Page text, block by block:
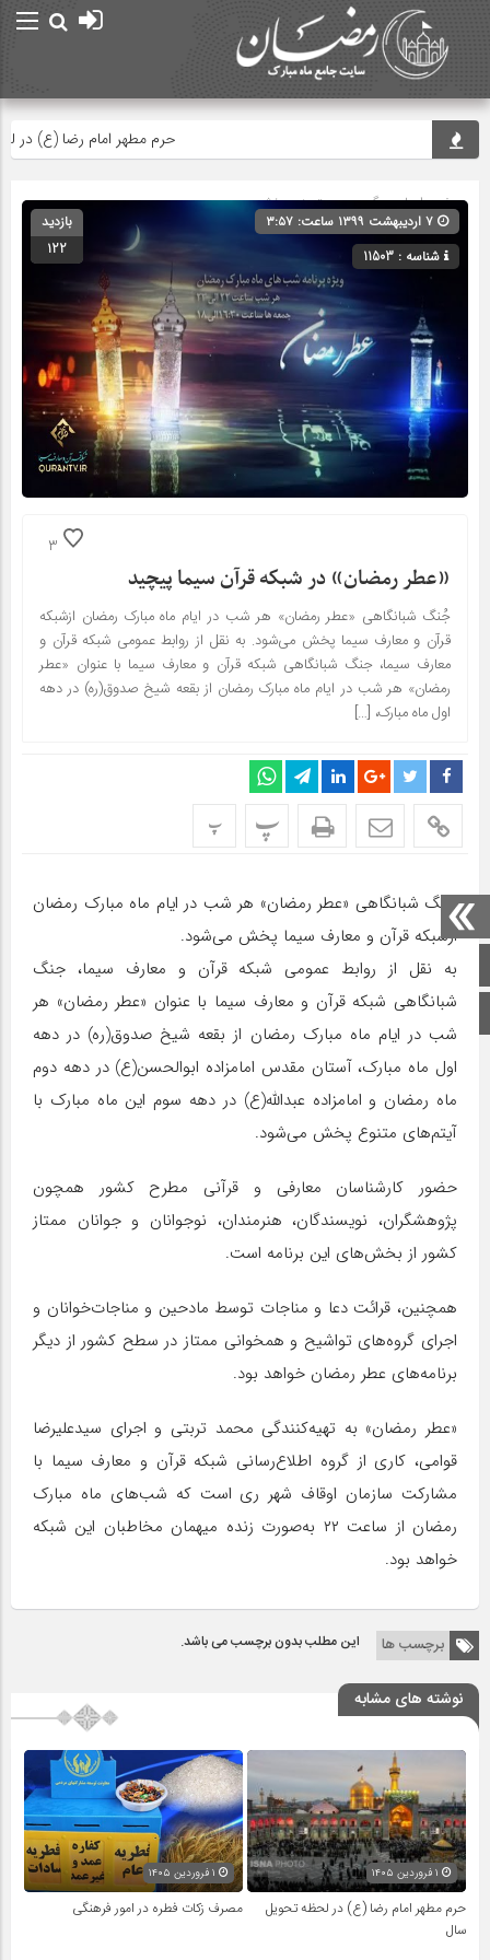
صفحه اصلی
اینستاگرام
حرم مطهر امام رضا (ع) در لحظه
صفحه اصلی» گروه » دسته‌بندی نشده
شناسه : 11503
بازدید
122
3
«عطر رمضان» در شبکه قرآن سیما پیچید
جُنگ شبانگاهی «عطر رمضان» هر شب در ایام ماه مبارک رمضان ازشبکه
قرآن و معارف سیما پخش می‌شود. به نقل از روابط عمومی شبکه قرآن و
معارف سیما، جنگ شبانگاهی شبکه قرآن و معارف سیما با عنوان «عطر
رمضان» هر شب در ایام ماه مبارک رمضان از بقعه شیخ صدوق(ره) در دهه
اول ماه مبارک، […]
پ پ
جُنگ شبانگاهی «عطر رمضان» هر شب در ایام ماه مبارک رمضان
ازشبکه قرآن و معارف سیما پخش می‌شود.
به نقل از روابط عمومی شبکه قرآن و معارف سیما، جنگ
شبانگاهی شبکه قرآن و معارف سیما با عنوان «عطر رمضان» هر
شب در ایام ماه مبارک رمضان از بقعه شیخ صدوق(ره) در دهه
اول ماه مبارک، آستان مقدس امامزاده ابوالحسن(ع) در دهه دوم
ماه رمضان و امامزاده عبدالله(ع) در دهه سوم این ماه مبارک با
آیتم‌های متنوع پخش می‌شود.
حضور کارشناسان معارفی و قرآنی مطرح کشور همچون
پژوهشگران، نویسندگان، هنرمندان، نوجوانان و جوانان ممتاز
کشور از بخش‌های این برنامه است.
همچنین، قرائت دعا و مناجات توسط مادحین و مناجات‌خوانان و
اجرای گروه‌های تواشیح و همخوانی ممتاز در سطح کشور از دیگر
برنامه‌های عطر رمضان خواهد بود.
«عطر رمضان» به تهیه‌کنندگی محمد تربتی و اجرای سیدعلیرضا
قوامی، کاری از گروه اطلاع‌رسانی شبکه قرآن و معارف سیما با
مشارکت سازمان اوقاف شهر ری است که شب‌های ماه مبارک
رمضان از ساعت ۲۲ به‌صورت زنده میهمان مخاطبان این شبکه
خواهد بود.
برچسب ها این مطلب بدون برچسب می باشد.
نوشته های مشابه
حرم مطهر امام رضا (ع) در لحظه تحویل
سال
مصرف زکات فطره در امور فرهنگی